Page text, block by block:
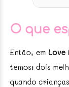
O que
Então, emLove
temos: dois
quando